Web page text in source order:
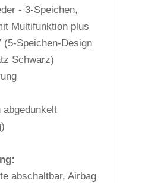
- 3-Speichen,
Multifunktion plus
(5-Speichen-Design
Schwarz)
abgedunkelt
abschaltbar, Airbag